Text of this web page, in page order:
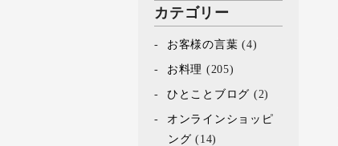
カテゴリー
お客様の言葉 (4)
お料理 (205)
ひとことブログ (2)
オンラインショッピ
ング (14)